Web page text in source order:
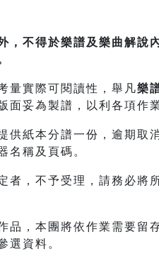
，不得於樂譜及樂曲解說
量實際可閱讀性，舉凡樂
面妥為製譜，以利各項作
供紙本分譜一份，逾期
名稱及頁碼。
者，不予受理，請務必將
品，本團將依作業需要留
選資料。